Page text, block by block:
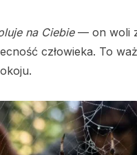
na Ciebie— on woli
człowieka. To